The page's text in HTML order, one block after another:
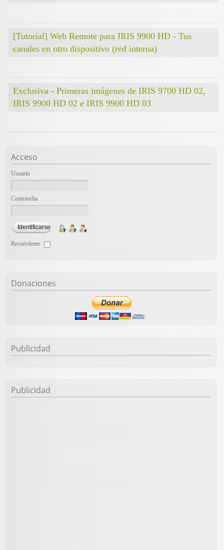
[Tutorial] Web Remote para IRIS 9900 HD - Tus
canales en otro dispositivo (red interna)
Exclusiva - Primeras imágenes de IRIS 9700 HD 02,
IRIS 9900 HD 02 e IRIS 9900 HD 03
Acceso
Usuario
Contraseña
Recuérdeme
Donaciones
Publicidad
Publicidad